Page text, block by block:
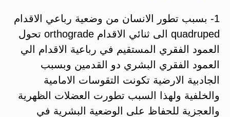
1- بسبب تطور الانسان من وضعية رباعي الاقدام
quadruped الى ثنائي الاقدام orthograde تحول
العمود الفقري المستقيم في رباعية الاقدام الي
العمود الفقري البشري دو القدمين وبسبب
الجادبية الارضية تكونت التقوسات الامامية
والخلفية ولهذا السبب تطورت العضلات الظهرية
والعجزية للحفاظ على الوضعية البشرية في